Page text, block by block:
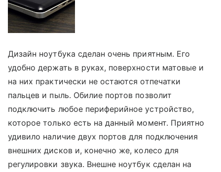
Дизайн ноутбука сделан очень приятным. Его
удобно держать в руках, поверхности матовые и
на них практически не остаются отпечатки
пальцев и пыль. Обилие портов позволит
подключить любое периферийное устройство,
которое только есть на данный момент. Приятно
удивило наличие двух портов для подключения
внешних дисков и, конечно же, колесо для
регулировки звука. Внешне ноутбук сделан на